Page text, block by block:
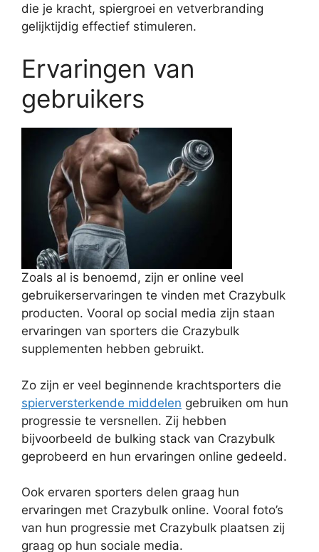
die je kracht, spiergroei en vetverbranding
gelijktijdig effectief stimuleren.
Ervaringen van
gebruikers
Zoals al is benoemd, zijn er online veel
gebruikerservaringen te vinden met Crazybulk
producten. Vooral op social media zijn staan
ervaringen van sporters die Crazybulk
supplementen hebben gebruikt.
Zo zijn er veel beginnende krachtsporters die
spierversterkende middelen gebruiken om hun
progressie te versnellen. Zij hebben
bijvoorbeeld de bulking stack van Crazybulk
geprobeerd en hun ervaringen online gedeeld.
Ook ervaren sporters delen graag hun
ervaringen met Crazybulk online. Vooral foto’s
van hun progressie met Crazybulk plaatsen zij
graag op hun sociale media.